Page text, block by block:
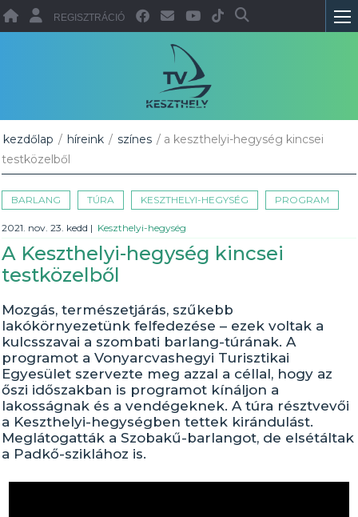
REGISZTRÁCIÓ
kezdőlap / híreink / színes / a keszthelyi-hegység kincsei
testközelből
BARLANG TÚRA KESZTHELYI-HEGYSÉG PROGRAM
2021. nov. 23. kedd | Keszthelyi-hegység
A Keszthelyi-hegység kincsei
testközelből
Mozgás, természetjárás, szűkebb
lakókörnyezetünk felfedezése – ezek voltak a
kulcsszavai a szombati barlang-túrának. A
programot a Vonyarcvashegyi Turisztikai
Egyesület szervezte meg azzal a céllal, hogy az
őszi időszakban is programot kínáljon a
lakosságnak és a vendégeknek. A túra résztvevői
a Keszthelyi-hegységben tettek kirándulást.
Meglátogatták a Szobakű-barlangot, de elsétáltak
a Padkő-sziklához is.